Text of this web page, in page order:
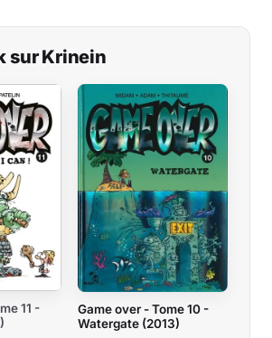
sur Krinein
11 -
Game over - Tome 10 -
Watergate (2013)